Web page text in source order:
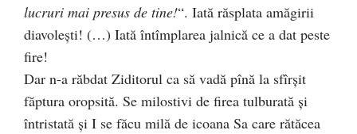
lucruri mai presus de tine!“. Iată răsplata amăgirii
diavoleşti! (…) Iată întîmplarea jalnică ce a dat peste
fire!
Dar n-a răbdat Ziditorul ca să vadă pînă la sfîrşit
făptura oropsită. Se milostivi de firea tulburată şi
întristată şi I se făcu milă de icoana Sa care rătăcea